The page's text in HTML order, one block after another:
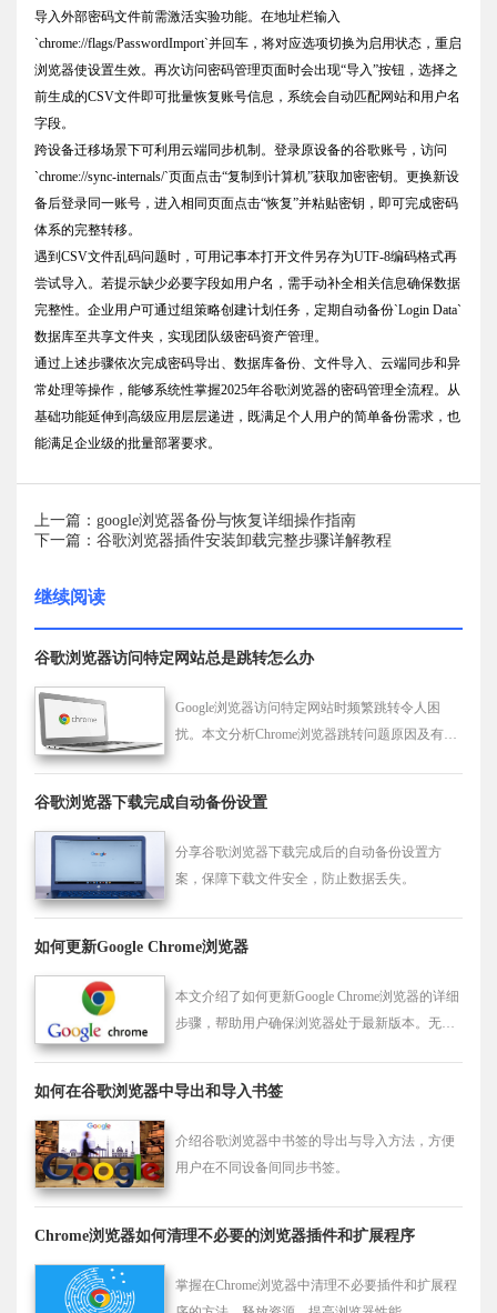
导入外部密码文件前需激活实验功能。在地址栏输入
`chrome://flags/PasswordImport`并回车，将对应选项切换为启用状态，重启
浏览器使设置生效。再次访问密码管理页面时会出现“导入”按钮，选择之
前生成的CSV文件即可批量恢复账号信息，系统会自动匹配网站和用户名
字段。
跨设备迁移场景下可利用云端同步机制。登录原设备的谷歌账号，访问
`chrome://sync-internals/`页面点击“复制到计算机”获取加密密钥。更换新设
备后登录同一账号，进入相同页面点击“恢复”并粘贴密钥，即可完成密码
体系的完整转移。
遇到CSV文件乱码问题时，可用记事本打开文件另存为UTF-8编码格式再
尝试导入。若提示缺少必要字段如用户名，需手动补全相关信息确保数据
完整性。企业用户可通过组策略创建计划任务，定期自动备份`Login Data`
数据库至共享文件夹，实现团队级密码资产管理。
通过上述步骤依次完成密码导出、数据库备份、文件导入、云端同步和异
常处理等操作，能够系统性掌握2025年谷歌浏览器的密码管理全流程。从
基础功能延伸到高级应用层层递进，既满足个人用户的简单备份需求，也
能满足企业级的批量部署要求。
上一篇：google浏览器备份与恢复详细操作指南
下一篇：谷歌浏览器插件安装卸载完整步骤详解教程
继续阅读
谷歌浏览器访问特定网站总是跳转怎么办
Google浏览器访问特定网站时频繁跳转令人困
扰。本文分析Chrome浏览器跳转问题原因及有效
谷歌浏览器下载完成自动备份设置
分享谷歌浏览器下载完成后的自动备份设置方
案，保障下载文件安全，防止数据丢失。
如何更新Google Chrome浏览器
本文介绍了如何更新Google Chrome浏览器的详细
步骤，帮助用户确保浏览器处于最新版本。无论
如何在谷歌浏览器中导出和导入书签
介绍谷歌浏览器中书签的导出与导入方法，方便
用户在不同设备间同步书签。
Chrome浏览器如何清理不必要的浏览器插件和扩展程序
掌握在Chrome浏览器中清理不必要插件和扩展程